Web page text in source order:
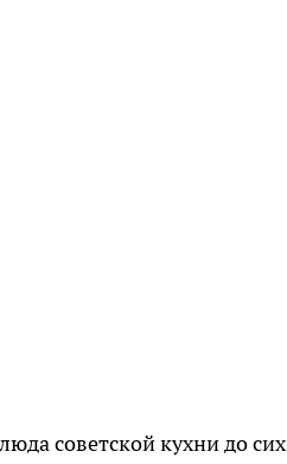
советской кухни до сих